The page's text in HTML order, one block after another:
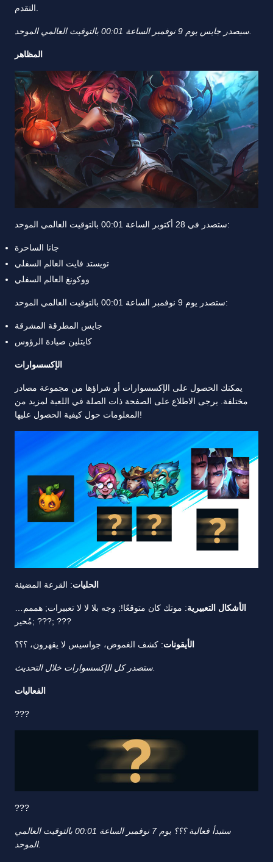
المظاهر
ستصدر في 28 أكتوبر الساعة 00:01 بالتوقيت العالمي الموحد:
جانا الساحرة
تويستد فايت العالم السفلي
ووكونغ العالم السفلي
ستصدر يوم 9 نوفمبر الساعة 00:01 بالتوقيت العالمي الموحد:
جايس المطرقة المشرقة
كايتلين صيادة الرؤوس
الإكسسوارات
يمكنك الحصول على الإكسسوارات أو شراؤها من مجموعة مصادر
مختلفة. يرجى الاطلاع على الصفحة ذات الصلة في اللعبة لمزيد من
المعلومات حول كيفية الحصول عليها!
الحليات: القرعة المضيئة
الأشكال التعبيرية: موتك كان متوقعًا!; وجه بلا لا لا تعبيرات; هممم…
مُحير; ???; ???
الأيقونات: كشف الغموض، جواسيس لا يقهرون، ؟؟؟
الفعاليات
???
???
ستبدأ فعالية ؟؟؟ يوم 7 نوفمبر الساعة 00:01 بالتوقيت العالمي
الموحد.